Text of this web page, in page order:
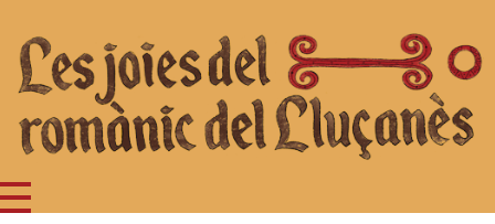
Joc del romànic del Lluçanès